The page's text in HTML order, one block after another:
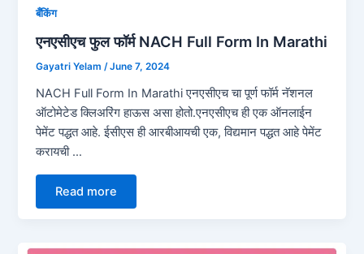
बँकिंग
एनएसीएच फुल फॉर्म NACH Full Form In Marathi
Gayatri Yelam/June 7, 2024
NACH Full Form In Marathi एनएसीएच चा पूर्ण फॉर्म नॅशनल
ऑटोमेटेड क्लिअरिंग हाऊस असा होतो.एनएसीएच ही एक ऑनलाईन
पेमेंट पद्धत आहे. ईसीएस ही आरबीआयची एक, विद्यमान पद्धत आहे पेमेंट
करायची …
Read more